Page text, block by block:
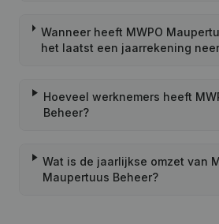
Wanneer heeft MWPO
het laatst een jaarrekening
Hoeveel werknemers heeft
Beheer?
Wat is de jaarlijkse omzet van
Maupertuus Beheer?